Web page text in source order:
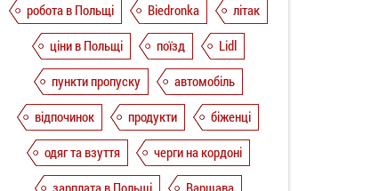
робота в Польщі
Biedronka
літак
ціни в Польщі
поїзд
Lidl
пункти пропуску
автомобіль
відпочинок
продукти
біженці
одяг та взуття
черги на кордоні
зарплата в Польщі
Варшава